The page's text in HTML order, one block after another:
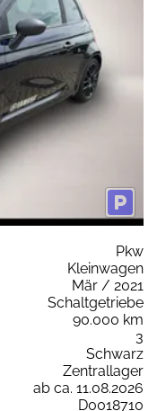
Pkw
Kleinwagen
Mär / 2021
Schaltgetriebe
90.000 km
3
Schwarz
Zentrallager
ab ca. 11.08.2026
D0018710